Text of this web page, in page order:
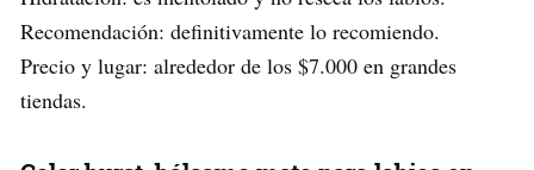
Recomendación: definitivamente lo recomiendo.
Precio y lugar: alrededor de los $7.000 en grandes
tiendas.